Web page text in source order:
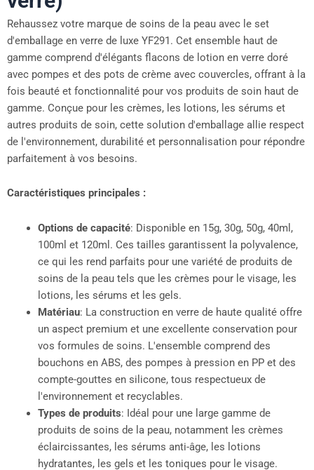
Rehaussez votre marque de soins de la peau avec le set
d'emballage en verre de luxe YF291. Cet ensemble haut de
gamme comprend d'élégants flacons de lotion en verre doré
avec pompes et des pots de crème avec couvercles, offrant à la
fois beauté et fonctionnalité pour vos produits de soin haut de
gamme. Conçue pour les crèmes, les lotions, les sérums et
autres produits de soin, cette solution d'emballage allie respect
de l'environnement, durabilité et personnalisation pour répondre
parfaitement à vos besoins.
Caractéristiques principales :
Options de capacité: Disponible en 15g, 30g, 50g, 40ml,
100ml et 120ml. Ces tailles garantissent la polyvalence,
ce qui les rend parfaits pour une variété de produits de
soins de la peau tels que les crèmes pour le visage, les
lotions, les sérums et les gels.
Matériau: La construction en verre de haute qualité offre
un aspect premium et une excellente conservation pour
vos formules de soins. L'ensemble comprend des
bouchons en ABS, des pompes à pression en PP et des
compte-gouttes en silicone, tous respectueux de
l'environnement et recyclables.
Types de produits: Idéal pour une large gamme de
produits de soins de la peau, notamment les crèmes
éclaircissantes, les sérums anti-âge, les lotions
hydratantes, les gels et les toniques pour le visage.